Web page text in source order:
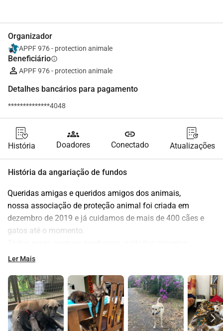
Organizador
APPF 976 - protection animale
Beneficiárioinfo
APPF 976 - protection animale
Detalhes bancários para pagamento
**************4048
História
groups
Doadores
link
Conectado Atualizações
História da angariação de fundos
Queridas amigas e queridos amigos dos animais,
nossa associação de proteção animal foi criada em
dezembro de 2019 e já cuidamos de mais de 400 cães e
gatos até o momento.
consulta inicial com vacinas, identificação, passaporte e
Para alguns resgates, cuidados muito mais importantes
foram dispensados pelos veterinários, pois a crueldade em
Mayotte está infelizmente muito presente... Os cuidados
significativos incluem operações com internações e
Ler Mais